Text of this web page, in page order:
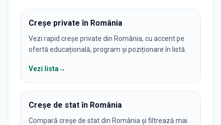
Creșe private în România
Vezi rapid creșe private din România, cu accent pe
ofertă educațională, program și poziționare în listă.
Vezi lista→
Creșe de stat în România
Compară creșe de stat din România și filtrează mai